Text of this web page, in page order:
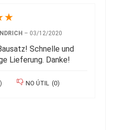
★
– 03/12/2020
Schnelle und
Lieferung. Danke!
) NO ÚTIL (0)